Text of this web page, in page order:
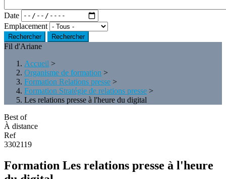
Date
Emplacement
Rechercher
Fil d'Ariane
Accueil >
Organisme de formation >
Formation Relations presse >
Formation Stratégie de relations presse >
Les relations presse à l'heure du digital
Best of
À distance
Ref
3302119
Formation Les relations presse à l'heure